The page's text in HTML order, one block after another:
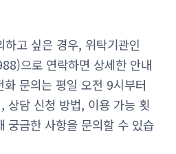
고 싶은 경우, 위탁기관인
으로 연락하면 상세한 안내
문의는 평일 오전 9시부터
상담 신청 방법, 이용 가능 횟
궁금한 사항을 문의할 수 있습